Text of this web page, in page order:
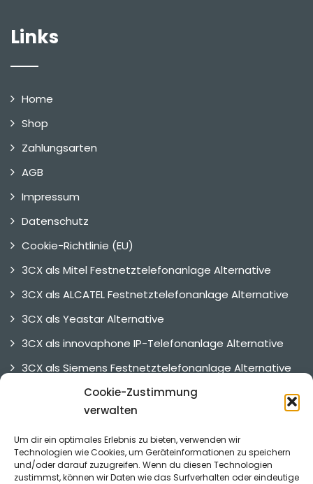
Cookie-Zustimmung
verwalten
Um dir ein optimales Erlebnis zu bieten, verwenden wir
Technologien wie Cookies, um Geräteinformationen zu speichern
und/oder darauf zuzugreifen. Wenn du diesen Technologien
zustimmst, können wir Daten wie das Surfverhalten oder eindeutige
Links
Home
Shop
Zahlungsarten
AGB
Impressum
Datenschutz
Cookie-Richtlinie (EU)
3CX als Mitel Festnetztelefonanlage Alternative
3CX als ALCATEL Festnetztelefonanlage Alternative
3CX als Yeastar Alternative
3CX als innovaphone IP-Telefonanlage Alternative
3CX als Siemens Festnetztelefonanlage Alternative
3CX als UNIFY Telefonanlage Alternative
3CX Alternative